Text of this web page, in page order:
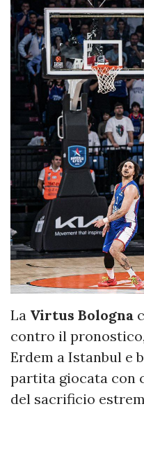
La Virtus Bologna
contro il
Erdem a Istanbul e
partita giocata con
del sacrificio